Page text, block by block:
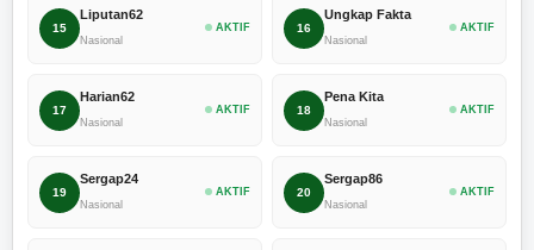
15
Liputan62
Nasional
AKTIF 16
Ungkap Fakta
Nasional
AKTIF
17
Harian62
Nasional
AKTIF 18
Pena Kita
Nasional
AKTIF
19
Sergap24
Nasional
AKTIF 20
Sergap86
Nasional
AKTIF